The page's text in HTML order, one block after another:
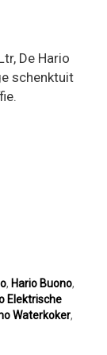
De Hario
schenktuit
, Hario Buono,
Elektrische
Waterkoker,